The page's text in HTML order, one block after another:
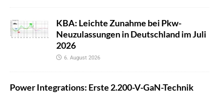
KBA: Leichte Zunahme bei Pkw-
Neuzulassungen in Deutschland im Juli
2026
6. August 2026
Power Integrations: Erste 2.200-V-GaN-Technik